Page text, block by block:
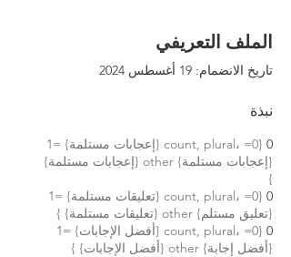
الملف التعريفي
تاريخ الانضمام: 19 أغسطس 2024
نبذة
0
{count, plural، =0 {إعجابات مستلمة} =1
{إعجابات مستلمة} other {إعجابات مستلمة}
}
0
{count, plural، =0 {تعليقات مستلمة} =1
{تعليق مستلم} other {تعليقات مستلمة} }
0
{count, plural، =0 {أفضل الإجابات} =1
{أفضل إجابة} other {أفضل الإجابات} }